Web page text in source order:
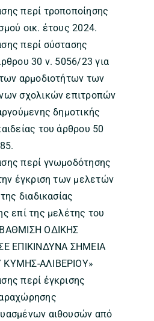
περί τροποποίησης
οικ. έτους 2024.
περί σύστασης
30 ν. 5056/23 για
αρμοδιοτήτων των
σχολικών επιτροπών
δημοτικής
του άρθρου 50
περί γνωμοδότησης
έγκριση των μελετών
διαδικασίας
επί της μελέτης του
ΟΔΙΚΗΣ
ΕΠΙΚΙΝΔΥΝΑ ΣΗΜΕΙΑ
ΑΛΙΒΕΡΙΟΥ»
περί έγκρισης
αιθουσών από